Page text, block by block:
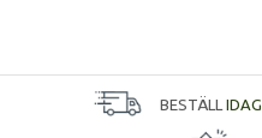
BESTÄLL IDAG